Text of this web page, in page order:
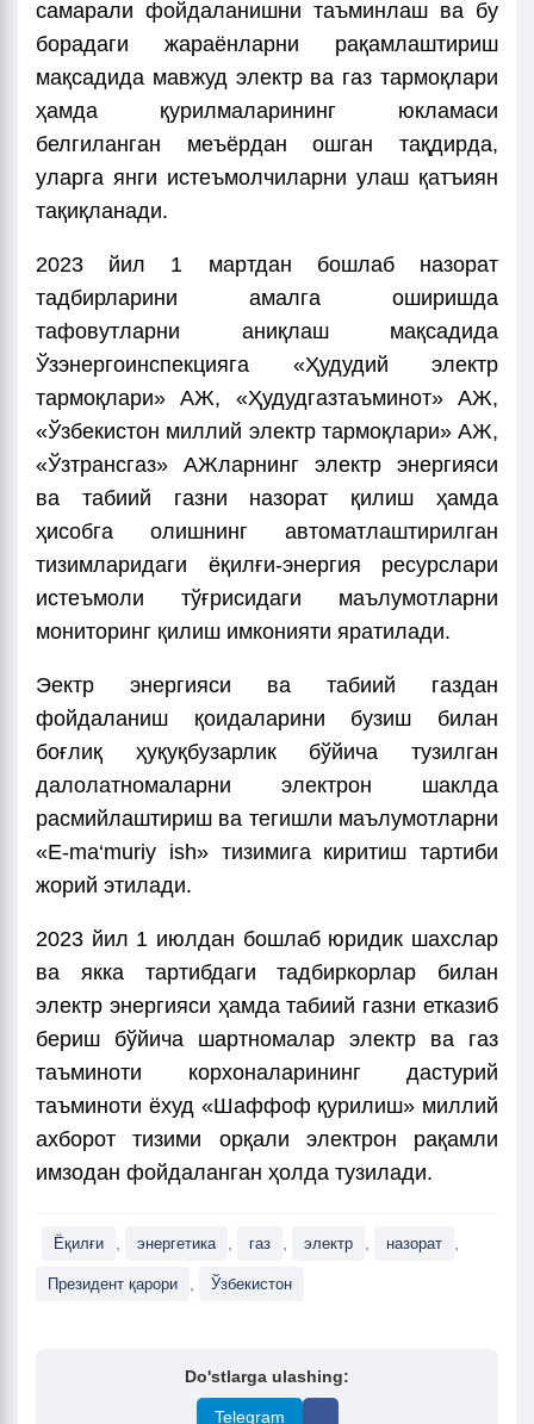
самарали фойдаланишни таъминлаш ва бу
борадаги жараёнларни рақамлаштириш
мақсадида мавжуд электр ва газ тармоқлари
ҳамда қурилмаларининг юкламаси
белгиланган меъёрдан ошган тақдирда,
уларга янги истеъмолчиларни улаш қатъиян
тақиқланади.
2023 йил 1 мартдан бошлаб назорат
тадбирларини амалга оширишда
тафовутларни аниқлаш мақсадида
Ўзэнергоинспекцияга «Ҳудудий электр
тармоқлари» АЖ, «Ҳудудгазтаъминот» АЖ,
«Ўзбекистон миллий электр тармоқлари» АЖ,
«Ўзтрансгаз» АЖларнинг электр энергияси
ва табиий газни назорат қилиш ҳамда
ҳисобга олишнинг автоматлаштирилган
тизимларидаги ёқилғи-энергия ресурслари
истеъмоли тўғрисидаги маълумотларни
мониторинг қилиш имконияти яратилади.
Эектр энергияси ва табиий газдан
фойдаланиш қоидаларини бузиш билан
боғлиқ ҳуқуқбузарлик бўйича тузилган
далолатномаларни электрон шаклда
расмийлаштириш ва тегишли маълумотларни
«E-ma‘muriy ish» тизимига киритиш тартиби
жорий этилади.
2023 йил 1 июлдан бошлаб юридик шахслар
ва якка тартибдаги тадбиркорлар билан
электр энергияси ҳамда табиий газни етказиб
бериш бўйича шартномалар электр ва газ
таъминоти корхоналарининг дастурий
таъминоти ёхуд «Шаффоф қурилиш» миллий
ахборот тизими орқали электрон рақамли
имзодан фойдаланган ҳолда тузилади.
Ёқилғи энергетика газ электр назорат
Президент қарори Ўзбекистон
Do'stlarga ulashing:
Telegram